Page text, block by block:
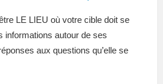
LE LIEU où votre cible doit se
informations autour de ses
aux questions qu’elle se